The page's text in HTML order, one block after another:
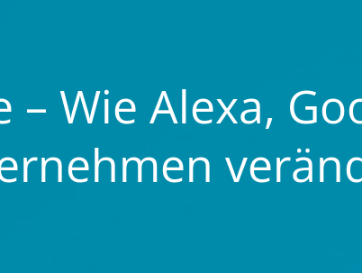
Wie Alexa,